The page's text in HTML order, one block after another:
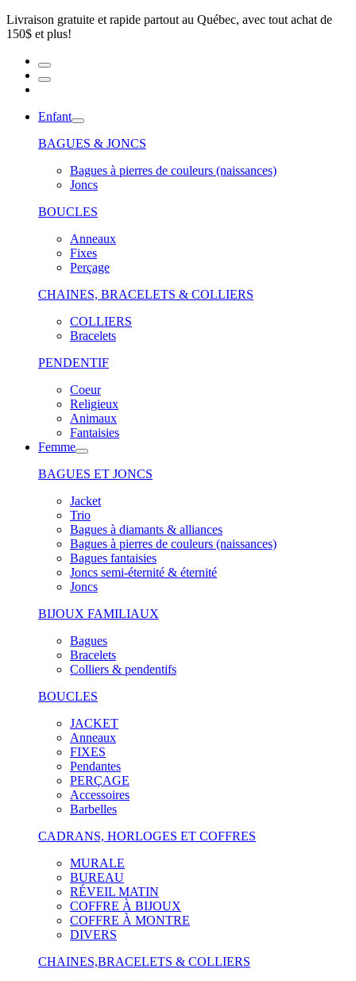
Livraison gratuite et rapide partout au Québec, avec tout achat de
150$ et plus!
Enfant
BAGUES & JONCS
Bagues à pierres de couleurs (naissances)
Joncs
BOUCLES
Anneaux
Fixes
Perçage
CHAINES, BRACELETS & COLLIERS
COLLIERS
Bracelets
PENDENTIF
Coeur
Religieux
Animaux
Fantaisies
Femme
BAGUES ET JONCS
Jacket
Trio
Bagues à diamants & alliances
Bagues à pierres de couleurs (naissances)
Bagues fantaisies
Joncs semi-éternité & éternité
Joncs
BIJOUX FAMILIAUX
Bagues
Bracelets
Colliers & pendentifs
BOUCLES
JACKET
Anneaux
FIXES
Pendantes
PERÇAGE
Accessoires
Barbelles
CADRANS, HORLOGES ET COFFRES
MURALE
BUREAU
RÉVEIL MATIN
COFFRE À BIJOUX
COFFRE À MONTRE
DIVERS
CHAINES,BRACELETS & COLLIERS